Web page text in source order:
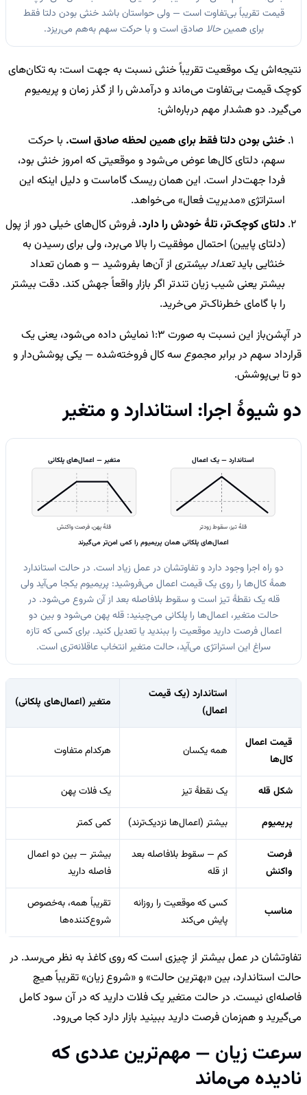
قیمت تقریباً بی‌تفاوت است — ولی حواستان باشد خنثی بودن دلتا فقط
برایهمین حالا صادق است و با حرکت سهم به‌هم می‌ریزد.
نتیجه‌اش یک موقعیت تقریباً خنثی نسبت به جهت است: به تکان‌های
کوچک قیمت بی‌تفاوت می‌ماند و درآمدش را از گذر زمان و پریمیوم
می‌گیرد. دو هشدار مهم درباره‌اش:
خنثی بودن دلتا فقط برای همین لحظه صادق است. با حرکت
سهم، دلتای کال‌ها عوض می‌شود و موقعیتی که امروز خنثی بود،
فردا جهت‌دار است. این همان ریسک گاماست و دلیل اینکه این
استراتژی «مدیریت فعال» می‌خواهد.
دلتای کوچک‌تر، تلهٔ خودش را دارد. فروش کال‌های خیلی دور از پول
(دلتای پایین) احتمال موفقیت را بالا می‌برد، ولی برای رسیدن به
خنثایی بایدتعداد بیشتری از آن‌ها بفروشید — و همان تعداد
بیشتر یعنی شیب زیان تندتر اگر بازار واقعاً جهش کند. دقت بیشتر
را با گامای خطرناک‌تر می‌خرید.
در آپشن‌باز این نسبت به صورت 1:3 نمایش داده می‌شود، یعنی یک
قرارداد سهم در برابرمجموع سه کال فروخته‌شده — یکی پوشش‌دار و
دو تا بی‌پوشش.
دو شیوهٔ اجرا: استاندارد و متغیر
استاندارد — یک اعمال
قلهٔ تیز، سقوط زودتر
متغیر — اعمال‌های پلکانی
قلهٔ پهن، فرصت واکنش
اعمال‌های پلکانی همان پریمیوم را کمی امن‌تر می‌گیرند
دو راه اجرا وجود دارد و تفاوتشان در عمل زیاد است. در حالت استاندارد
همهٔ کال‌ها را روی یک قیمت اعمال می‌فروشید: پریمیوم یکجا می‌آید ولی
قله یک نقطهٔ تیز است و سقوط بلافاصله بعد از آن شروع می‌شود. در
حالت متغیر، اعمال‌ها را پلکانی می‌چینید: قله پهن می‌شود و بین دو
اعمال فرصت دارید موقعیت را ببندید یا تعدیل کنید. برای کسی که تازه
سراغ این استراتژی می‌آید، حالت متغیر انتخاب عاقلانه‌تری است.
استاندارد (یک قیمت
اعمال)
متغیر (اعمال‌های پلکانی)
قیمت اعمال
کال‌ها
همه یکسان هرکدام متفاوت
شکل قله یک نقطهٔ تیز یک فلات پهن
پریمیوم بیشتر (اعمال‌ها نزدیک‌ترند) کمی کمتر
فرصت
واکنش
کم — سقوط بلافاصله بعد
از قله
بیشتر — بین دو اعمال
فاصله دارید
مناسب
کسی که موقعیت را روزانه
پایش می‌کند
تقریباً همه، به‌خصوص
شروع‌کننده‌ها
تفاوتشان در عمل بیشتر از چیزی است که روی کاغذ به نظر می‌رسد. در
حالت استاندارد، بین «بهترین حالت» و «شروع زیان» تقریباً هیچ
فاصله‌ای نیست. در حالت متغیر یک فلات دارید که در آن سود کامل
می‌گیرید و هم‌زمان فرصت دارید ببینید بازار دارد کجا می‌رود.
سرعت زیان — مهم‌ترین عددی که
نادیده می‌ماند